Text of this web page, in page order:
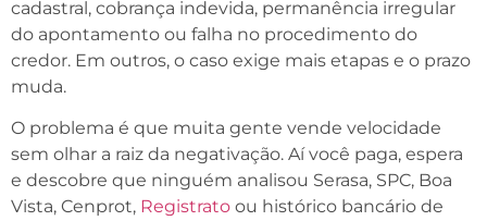
cadastral, cobrança indevida, permanência irregular
do apontamento ou falha no procedimento do
credor. Em outros, o caso exige mais etapas e o prazo
muda.
O problema é que muita gente vende velocidade
sem olhar a raiz da negativação. Aí você paga, espera
e descobre que ninguém analisou Serasa, SPC, Boa
Vista, Cenprot, Registrato ou histórico bancário de